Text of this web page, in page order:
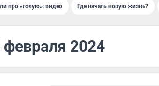
про «голую»: видео Где начать новую жизнь?
февраля 2024